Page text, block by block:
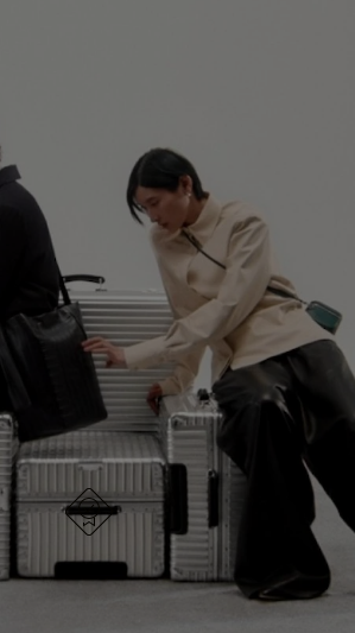
SIE NOCH MEHR
SIE ZU ALLEN RIMOWA
TASCHEN
IN DEUTSCHLAND
auf Qualität geprüft und sorgfältig